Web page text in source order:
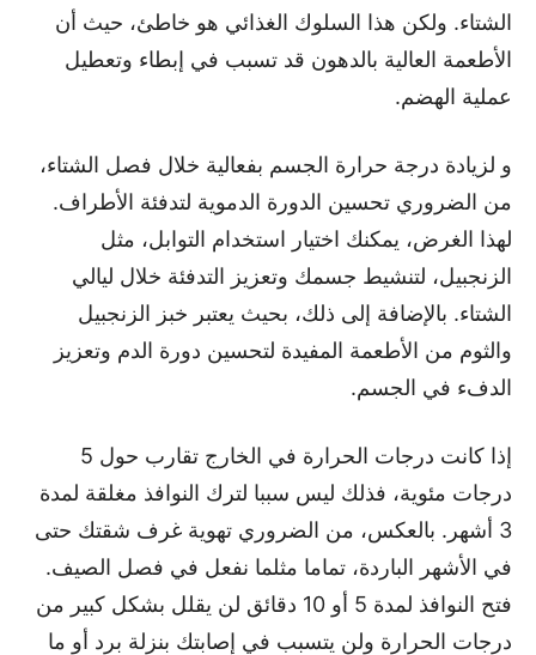
الشتاء. ولكن هذا السلوك الغذائي هو خاطئ، حيث أن
الأطعمة العالية بالدهون قد تسبب في إبطاء وتعطيل
عملية الهضم.
و لزيادة درجة حرارة الجسم بفعالية خلال فصل الشتاء،
من الضروري تحسين الدورة الدموية لتدفئة الأطراف.
لهذا الغرض، يمكنك اختيار استخدام التوابل، مثل
الزنجبيل، لتنشيط جسمك وتعزيز التدفئة خلال ليالي
الشتاء. بالإضافة إلى ذلك، بحيث يعتبر خبز الزنجبيل
والثوم من الأطعمة المفيدة لتحسين دورة الدم وتعزيز
الدفء في الجسم.
إذا كانت درجات الحرارة في الخارج تقارب حول 5
درجات مئوية، فذلك ليس سببا لترك النوافذ مغلقة لمدة
3 أشهر. بالعكس، من الضروري تهوية غرف شقتك حتى
في الأشهر الباردة، تماما مثلما نفعل في فصل الصيف.
فتح النوافذ لمدة 5 أو 10 دقائق لن يقلل بشكل كبير من
درجات الحرارة ولن يتسبب في إصابتك بنزلة برد أو ما